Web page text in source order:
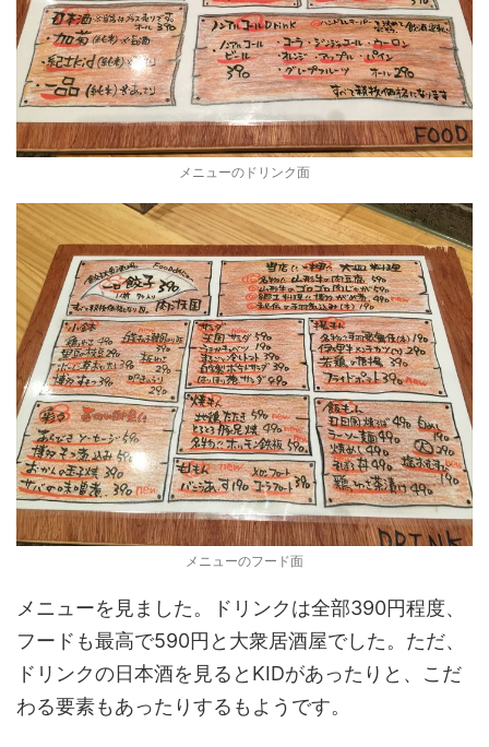
メニューのドリンク面
メニューのフード面
メニューを見ました。ドリンクは全部390円程度、
フードも最高で590円と大衆居酒屋でした。ただ、
ドリンクの日本酒を見るとKIDがあったりと、こだ
わる要素もあったりするもようです。